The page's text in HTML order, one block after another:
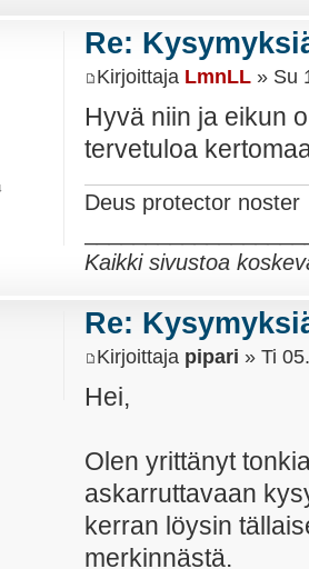
Re:
Kirjoittaja LmnLL» Su
Hyvä niin ja eikun
tervetuloa
Deus protector noster
Kaikki sivustoa
Re:
Kirjoittaja pipari » Ti
Hei,
Olen yrittänyt
askarruttavaan
kerran löysin
merkinnästä.